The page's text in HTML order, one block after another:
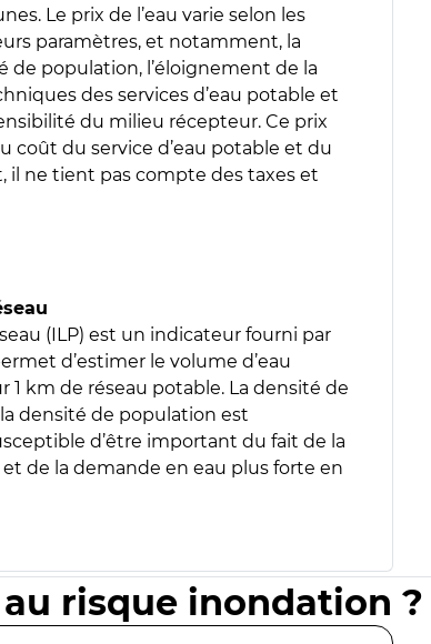
Le prix de l’eau varie selon les
paramètres, et notamment, la
de population, l’éloignement de la
des services d’eau potable et
du milieu récepteur. Ce prix
coût du service d’eau potable et du
il ne tient pas compte des taxes et
(ILP) est un indicateur fourni par
d’estimer le volume d’eau
1 km de réseau potable. La densité de
densité de population est
d’être important du fait de la
de la demande en eau plus forte en
risque inondation ?